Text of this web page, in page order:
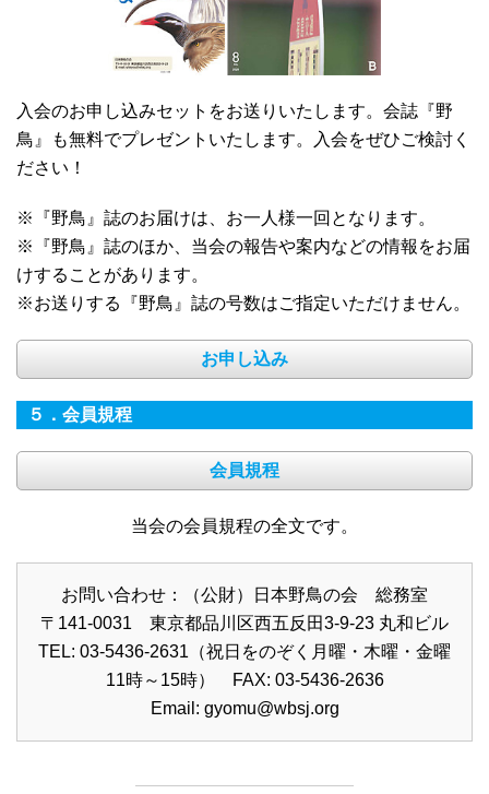
入会のお申し込みセットをお送りいたします。会誌『野
鳥』も無料でプレゼントいたします。入会をぜひご検討く
ださい！
※『野鳥』誌のお届けは、お一人様一回となります。
※『野鳥』誌のほか、当会の報告や案内などの情報をお届
けすることがあります。
※お送りする『野鳥』誌の号数はご指定いただけません。
お申し込み
５．会員規程
会員規程
当会の会員規程の全文です。
お問い合わせ：（公財）日本野鳥の会 総務室
〒141-0031 東京都品川区西五反田3-9-23 丸和ビル
TEL: 03-5436-2631（祝日をのぞく月曜・木曜・金曜
11時～15時） FAX: 03-5436-2636
Email: gyomu@wbsj.org